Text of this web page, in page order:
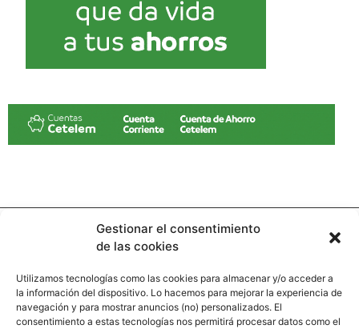
Gestionar el consentimiento
de las cookies
Utilizamos tecnologías como las cookies para almacenar y/o acceder a
la información del dispositivo. Lo hacemos para mejorar la experiencia de
navegación y para mostrar anuncios (no) personalizados. El
consentimiento a estas tecnologías nos permitirá procesar datos como el
Contacto